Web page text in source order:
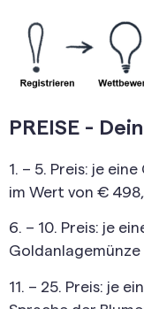
PREISE -
1. – 5. Preis: je
im Wert von €
6. – 10. Preis: je
11. – 25. Preis: je